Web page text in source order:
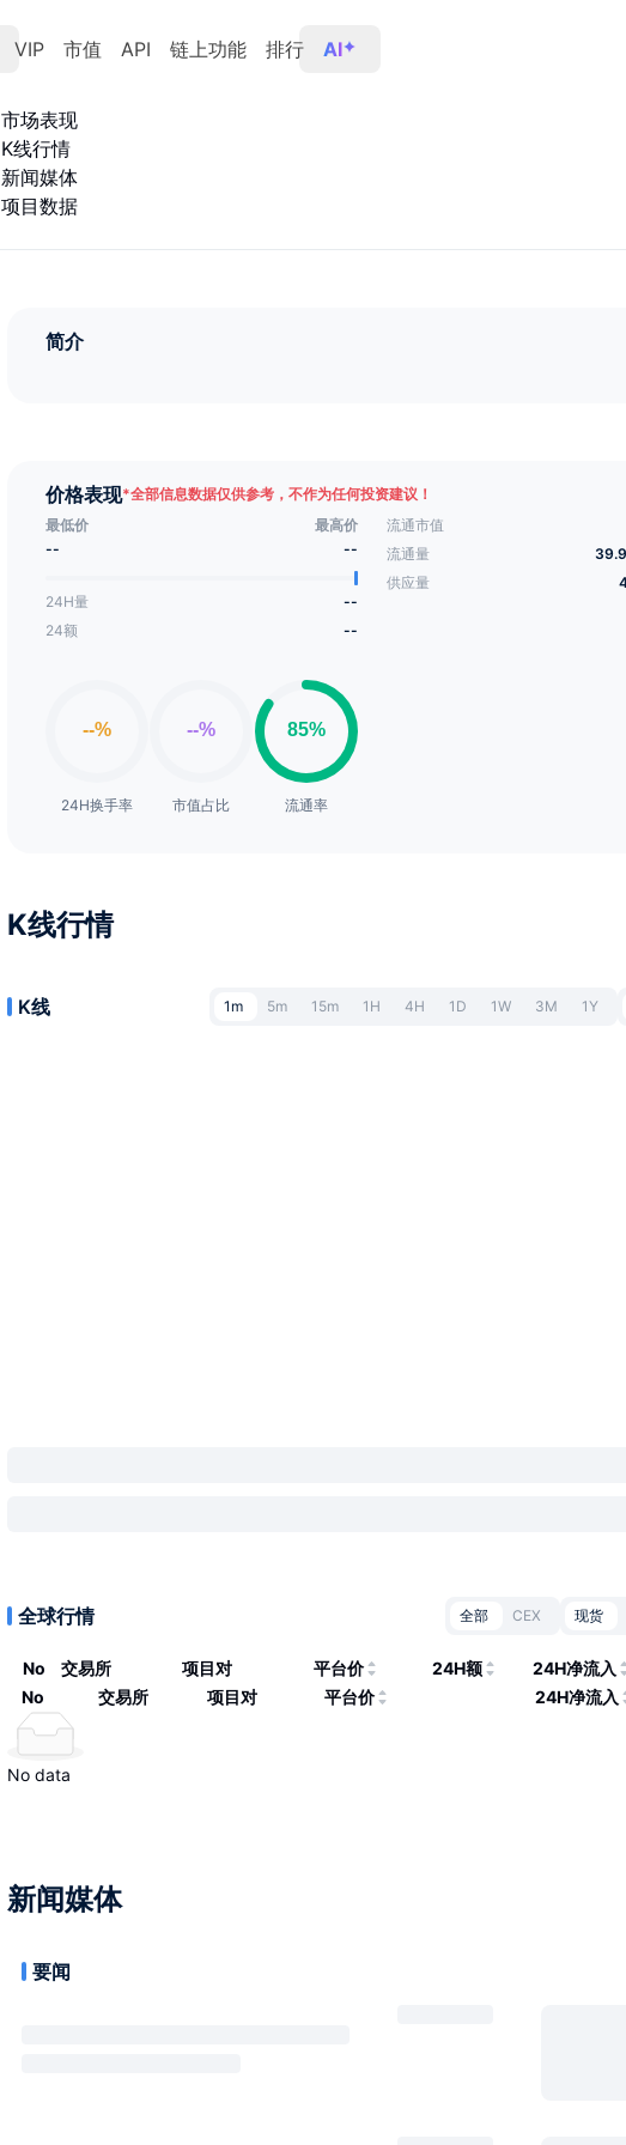
VIP 市值 API 链上功能 排行 AI
市场表现
K线行情
新闻媒体
项目数据
简介
价格表现*全部信息数据仅供参考，不作为任何投资建议！
最低价
最高价
--
--
24H量
--
24额
--
24H换手率 市值占比 流通率
流通市值
流通量
供应量
K线行情
K线 1m 5m 15m 1H 4H 1D 1W 3M 1Y
全球行情 全部 CEX 现货
No 交易所 项目对 平台价 24H额 24H净流入
No
交易所 项目对 平台价 24H净流入
No data
新闻媒体
要闻